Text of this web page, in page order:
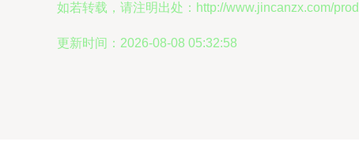
如若转载，请注明出处：http://www.jincanzx.com/
更新时间：2026-08-08 05:32:58